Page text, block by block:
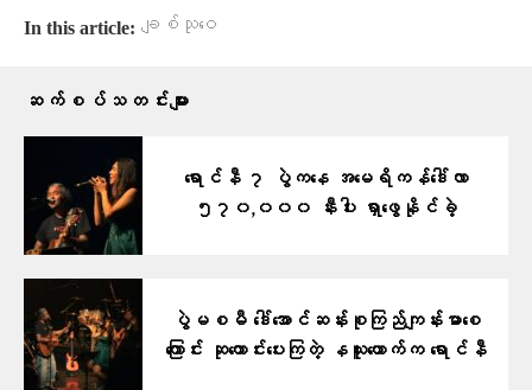
In this article: ချစ်သုဝေ
ဆက်စပ်သတင်းများ
ရောင်နီ ၇ ပွဲကနေ အမေရိကန်ဒေါ်လာ
၅၇၀,၀၀၀ နီးပါး ရှာဖွေနိုင်ခဲ့
ပွဲမစမီ ဒေါ်အောင်ဆန်းစုကြည်ကျန်းမာစေ
ကြောင်း ဆုတောင်းပေးကြတဲ့ နယူးယောက်က ရောင်နီ